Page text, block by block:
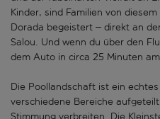
Kinder, sind Familien von
Dorada begeistert – direkt an
Salou. Und wenn du über den
dem Auto in circa 25 Minuten
Die Poollandschaft ist ein
verschiedene Bereiche